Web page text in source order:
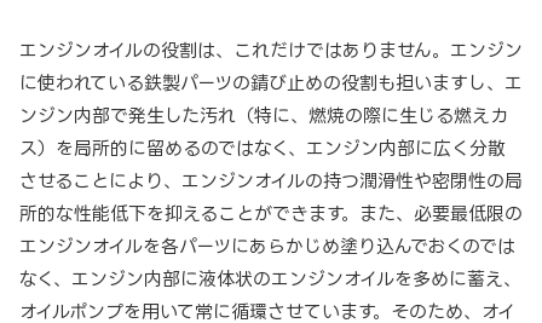
エンジンオイルの役割は、これだけではありません。エンジン
に使われている鉄製パーツの錆び止めの役割も担いますし、エ
ンジン内部で発生した汚れ（特に、燃焼の際に生じる燃えカ
ス）を局所的に留めるのではなく、エンジン内部に広く分散
させることにより、エンジンオイルの持つ潤滑性や密閉性の局
所的な性能低下を抑えることができます。また、必要最低限の
エンジンオイルを各パーツにあらかじめ塗り込んでおくのでは
なく、エンジン内部に液体状のエンジンオイルを多めに蓄え、
オイルポンプを用いて常に循環させています。そのため、オイ